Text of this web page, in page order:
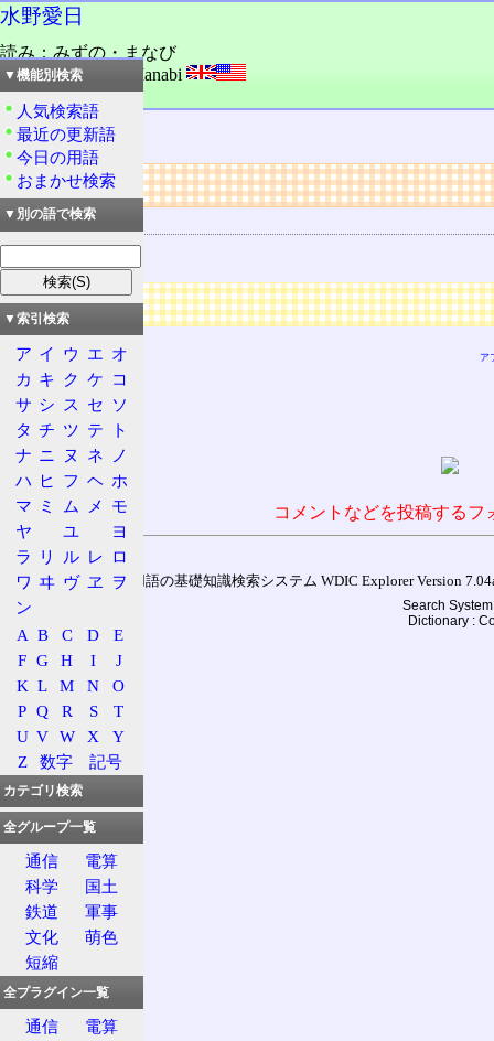
水野愛日
読み：みずの・まなび
外語：MIZUNO Manabi
品詞：人名
日本の女性声優
リンク
用語の所属
声優
広告
ア
コメントなどを投稿する
通信用語の基礎知識検索システム WDIC Explorer Version
Search
Dictionary :
▼機能別検索
人気検索語
最近の更新語
今日の用語
おまかせ検索
▼別の語で検索
▼索引検索
ア イ ウ エ オ
カ キ ク ケ コ
サ シ ス セ ソ
タ チ ツ テ
ト
ナ ニ ヌ ネ
ノ
ハ ヒ フ ヘ ホ
マ ミ ム メ
モ
ヤ
ユ
ヨ
ラ
リ ル レ ロ
ワ ヰ ヴ ヱ
ヲ
ン
A B C D
E
F G H I
J
K L M N
O
P Q R S
T
U V W X
Y
Z
数字 記号
カテゴリ検索
全グループ一覧
通信
電算
科学
国土
鉄道
軍事
文化
萌色
短縮
全プラグイン一覧
通信
電算